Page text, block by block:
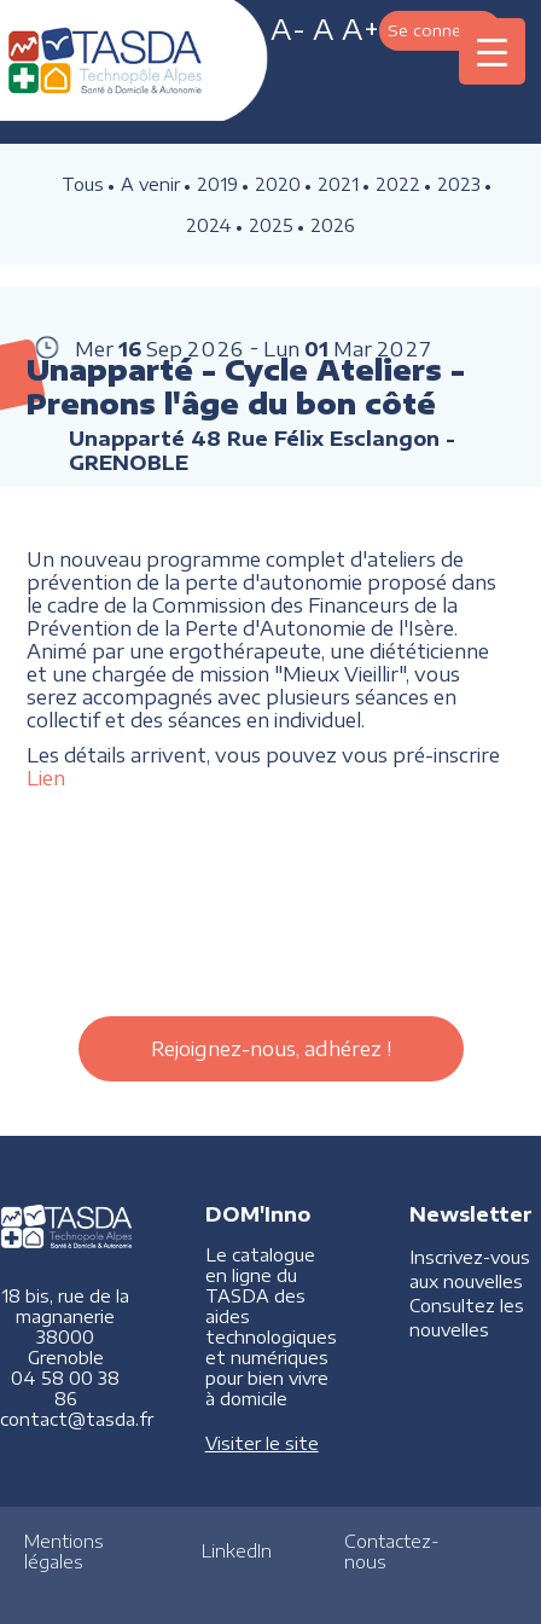
A- A A+ Se connecter
Tous A venir 2019 2020 2021 2022
2023
2024
2025 2026
Mer 16 Sep 2026 Lun 01 Mar 2027
Unapparté - Cycle Ateliers -
Prenons l'âge du bon côté
Unapparté 48 Rue Félix Esclangon -
GRENOBLE
Un nouveau programme complet d'ateliers de
prévention de la perte d'autonomie proposé dans
le cadre de la Commission des Financeurs de la
Prévention de la Perte d'Autonomie de l'Isère.
Animé par une ergothérapeute, une diététicienne
et une chargée de mission "Mieux Vieillir", vous
serez accompagnés avec plusieurs séances en
collectif et des séances en individuel.
Les détails arrivent, vous pouvez vous pré-inscrire
Lien
Rejoignez-nous, adhérez !
18 bis, rue de la
magnanerie
38000
Grenoble
04 58 00 38
86
contact@tasda.fr
DOM'Inno
Le catalogue
en ligne du
TASDA des
aides
technologiques
et numériques
pour bien vivre
à domicile
Visiter le site
Newsletter
Inscrivez-vous
aux nouvelles
Consultez les
nouvelles
Mentions
légales
LinkedIn
Contactez-
nous